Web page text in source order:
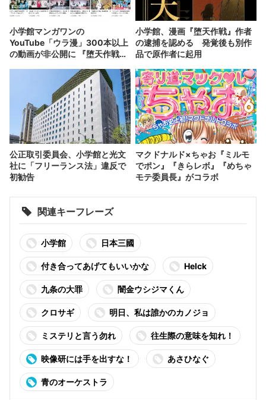
小学館マンガワンの
YouTube「ウラ漫」300本以上
の動画が非公開に 『堕天作戦』
小学館、漫画『堕天作戦』作者
の逮捕を認める 発覚後も別作
品で原作者に起用
公正取引委員会、小学館と光文
社に「フリーランス法」違反で
初勧告
マクドナルド×ちゃお『ミルモ
でポン』『きらレボ』『めちゃ
モテ委員長』がコラボ
関連キーフレーズ
小学館 日本三國
付き合ってあげてもいいかな Helck
九条の大罪 闇金ウシジマくん
クロサギ 明日、私は誰かのカノジョ
ミステリと言う勿れ 往生際の意味を知れ！
映像研には手を出すな！ あさひなぐ
青のオーケストラ